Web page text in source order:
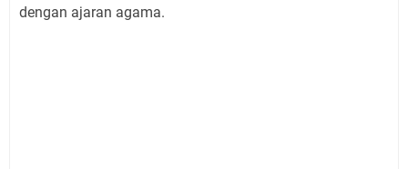
dengan ajaran agama.